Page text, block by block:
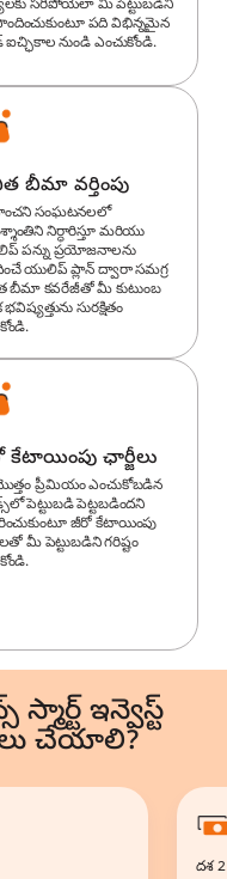
సరిపోయేలా మీ పెట్టుబడిని
పది విభిన్నమైన
ఐచ్ఛికాల నుండి ఎంచుకోండి.
బీమా వర్తింపు
సంఘటనలలో
నిర్ధారిస్తూ మరియు
పన్ను ప్రయోజనాలను
యులిప్ ప్లాన్ ద్వారా సమగ్ర
బీమా కవరేజీతో మీ కుటుంబ
భవిష్యత్తును సురక్షితం
కేటాయింపు ఛార్జీలు
ప్రీమియం ఎంచుకోబడిన
పెట్టుబడి పెట్టబడిందని
జీరో కేటాయింపు
మీ పెట్టుబడిని గరిష్టం
ఇన్వెస్ట్
చేయాలి?
దశ 2